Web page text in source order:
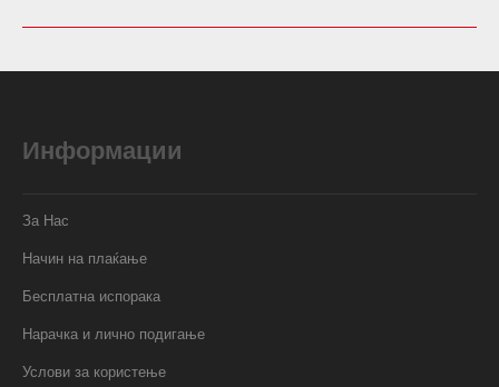
Информации
За Нас
Начин на плаќање
Бесплатна испорака
Нарачка и лично подигање
Услови за користење